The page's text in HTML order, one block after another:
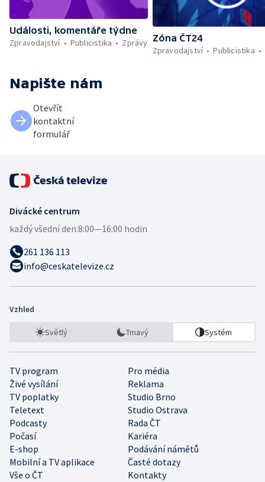
Události, komentáře týdne
Zpravodajství
Publicistika Zprávy Zóna ČT24
Zpravodajství
Publicistika
Napište nám
Otevřít
kontaktní
formulář
Divácké centrum
každý všední den:8:00—16:00 hodin
261 136 113
info@ceskatelevize.cz
Vzhled
Světlý Tmavý Systém
TV program
Pro média
Živé vysílání
Reklama
TV poplatky
Studio Brno
Teletext
Studio Ostrava
Podcasty
Rada ČT
Počasí
Kariéra
E-shop
Podávání námětů
Mobilní a TV aplikace
Časté dotazy
Vše o ČT
Kontakty